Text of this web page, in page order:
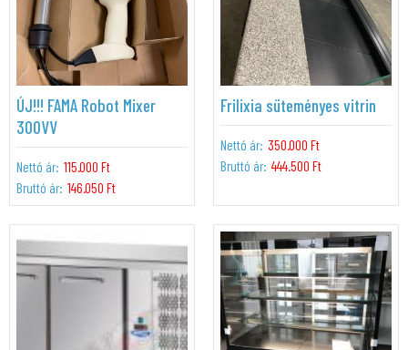
ÚJ!!! FAMA Robot Mixer
300VV
Nettó ár: 115.000 Ft
Bruttó ár: 146.050 Ft
Frilixia süteményes vitrin
Nettó ár: 350.000 Ft
Bruttó ár: 444.500 Ft